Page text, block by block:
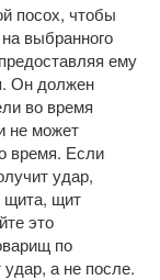
посох, чтобы
выбранного
ему
Он должен
во время
не может
время. Если
удар,
щита, щит
это
по
а не после.